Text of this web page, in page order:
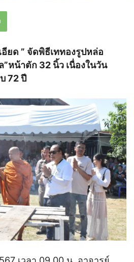
อียด ” จัดพิธีเททองรูปหล่อ
หน้าตัก 32 นิ้ว เนื่องในวัน
72 ปี